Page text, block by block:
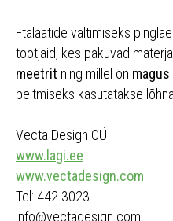
Ftalaatide vältimiseks
tootjaid, kes pakuvad
meetrit ning millel on
peitmiseks kasutatakse
Vecta Design OÜ
www.lagi.ee
www.vectadesign.com
Tel: 442 3023
info@vectadesign.com